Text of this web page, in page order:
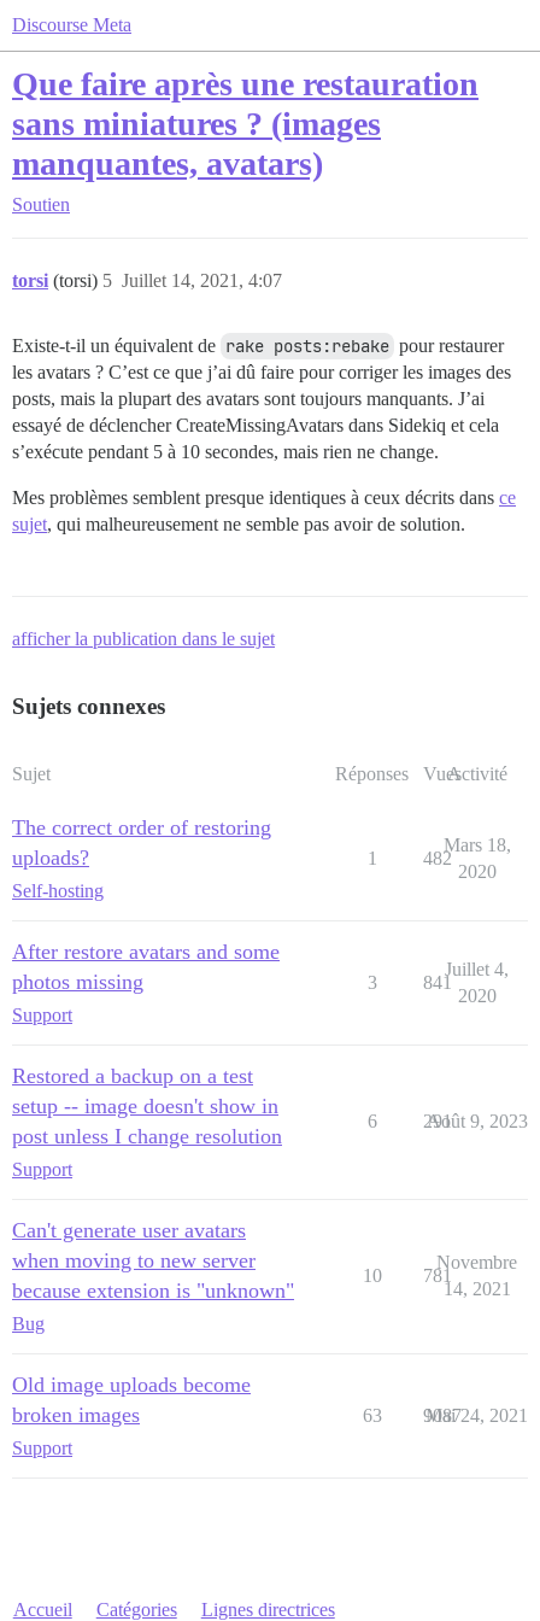
Discourse Meta
Que faire après une restauration
sans miniatures ? (images
manquantes, avatars)
Soutien
torsi (torsi) Juillet 14, 2021, 4:07
5
Existe-t-il un équivalent de rake posts:rebake pour restaurer
les avatars ? C’est ce que j’ai dû faire pour corriger les images des
posts, mais la plupart des avatars sont toujours manquants. J’ai
essayé de déclencher CreateMissingAvatars dans Sidekiq et cela
s’exécute pendant 5 à 10 secondes, mais rien ne change.
Mes problèmes semblent presque identiques à ceux décrits dans ce
sujet, qui malheureusement ne semble pas avoir de solution.
afficher la publication dans le sujet
Sujets connexes
Sujet Réponses VuesActivité
The correct order of restoring
uploads?
Self-hosting
1 482
Mars 18,
2020
After restore avatars and some
photos missing
Support
3 841
Juillet 4,
2020
Restored a backup on a test
setup -- image doesn't show in
post unless I change resolution
Support
6 291
Août 9, 2023
Can't generate user avatars
when moving to new server
because extension is "unknown"
Bug
10 781
Novembre
14, 2021
Old image uploads become
broken images
Support
63 9087
Mai 24, 2021
Accueil Catégories Lignes directrices